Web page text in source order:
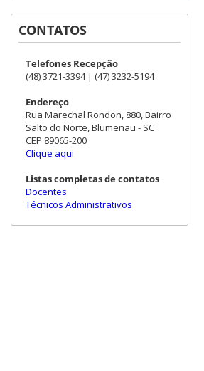
CONTATOS
Telefones Recepção
(48) 3721-3394 | (47) 3232-5194
Endereço
Rua Marechal Rondon, 880, Bairro
Salto do Norte, Blumenau - SC
CEP 89065-200
Clique aqui
Listas completas de contatos
Docentes
Técnicos Administrativos